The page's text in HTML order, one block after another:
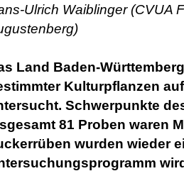
Ulrich Waiblinger (CVUA
Land Baden-
Kulturpflanzen
Schwerpunkte
81 Proben waren
wurden wieder